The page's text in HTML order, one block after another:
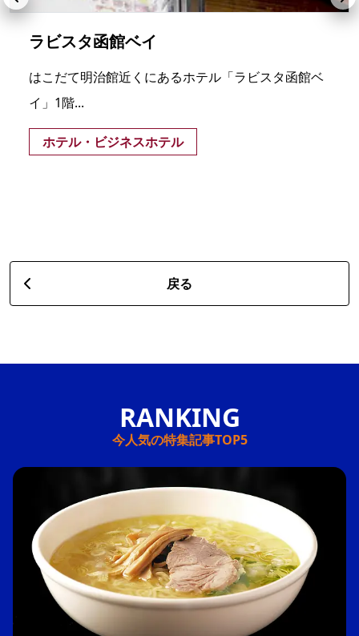
ラビスタ函館ベイ
はこだて明治館近くにあるホテル「ラビスタ函館ベ
イ」1階...
ホテル・ビジネスホテル
戻る
今人気の特集記事TOP5